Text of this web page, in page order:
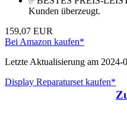
Kunden überzeugt.
159,07 EUR
Bei Amazon kaufen*
Letzte Aktualisierung am
Display Reparaturset kaufen*